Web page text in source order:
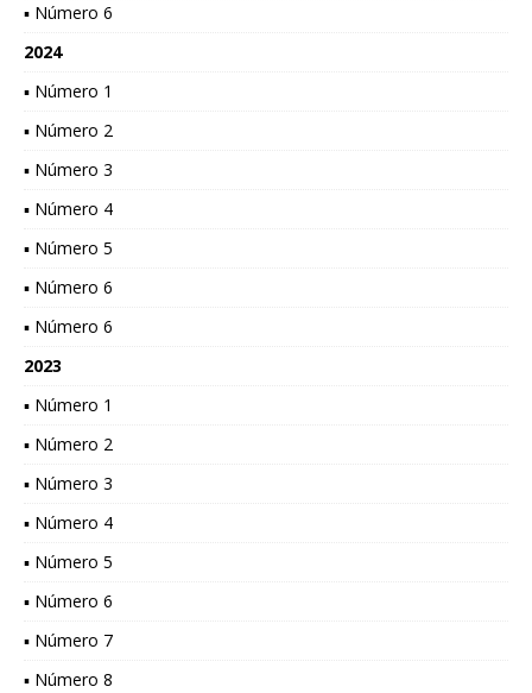
▪ Número 6
2024
▪ Número 1
▪ Número 2
▪ Número 3
▪ Número 4
▪ Número 5
▪ Número 6
▪ Número 6
2023
▪ Número 1
▪ Número 2
▪ Número 3
▪ Número 4
▪ Número 5
▪ Número 6
▪ Número 7
▪ Número 8